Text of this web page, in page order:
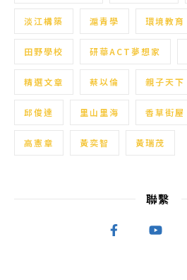
淡江構築 滬青學 環境教育
田野學校 研華ACT夢想家
精選文章 蔡以倫 親子天下
邱俊達 里山里海 香草街屋
高憲章 黃奕智 黃瑞茂
聯繫